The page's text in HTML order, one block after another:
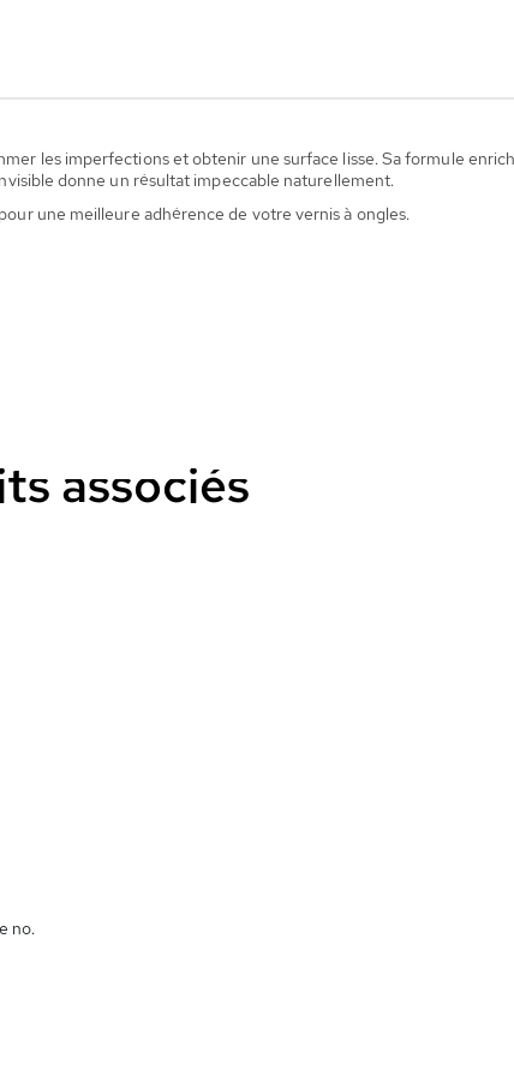
les imperfections et obtenir une surface lisse. Sa formule
donne un résultat impeccable naturellement.
une meilleure adhérence de votre vernis à ongles.
associés
no.